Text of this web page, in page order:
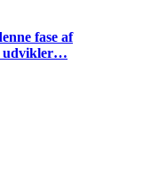
fase af
udvikler…